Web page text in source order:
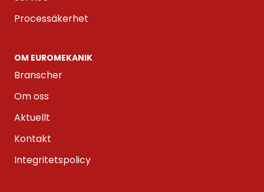
Processäkerhet
OM EUROMEKANIK
Branscher
Om oss
Aktuellt
Kontakt
Integritetspolicy